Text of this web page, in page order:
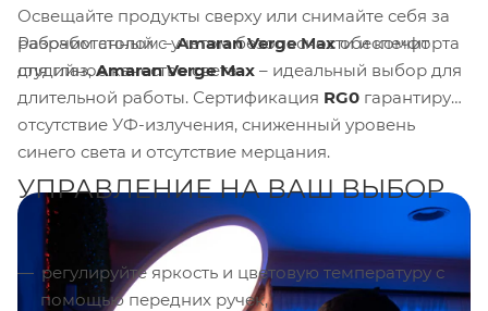
Освещайте продукты сверху или снимайте себя за
рабочим столом –Amaran Verge Maxобеспечит
студийное качество света.
Разработанный с учетом безопасности и комфорта
для глаз,Amaran Verge Max – идеальный выбор для
длительной работы. Сертификация RG0 гарантирует
отсутствие УФ-излучения, сниженный уровень
синего света и отсутствие мерцания.
УПРАВЛЕНИЕ НА ВАШ ВЫБОР
регулируйте яркость и цветовую температуру с
помощью передних ручек,